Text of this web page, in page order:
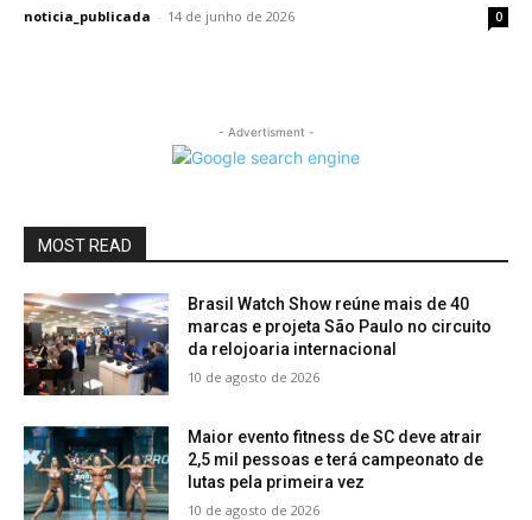
noticia_publicada - 14 de junho de 2026 0
- Advertisment -
MOST READ
Brasil Watch Show reúne mais de 40
marcas e projeta São Paulo no circuito
da relojoaria internacional
10 de agosto de 2026
Maior evento fitness de SC deve atrair
2,5 mil pessoas e terá campeonato de
lutas pela primeira vez
10 de agosto de 2026